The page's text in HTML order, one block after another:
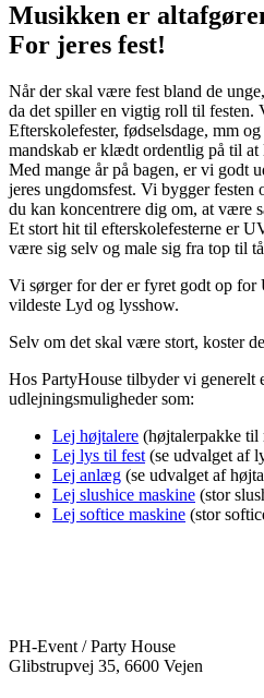
Musikken er
For jeres fest!
Når der skal være fest bland de
da det spiller en vigtig roll til festen.
Efterskolefester, fødselsdage, mm
mandskab er klædt ordentlig på til at
Med mange år på bagen, er vi godt
jeres ungdomsfest. Vi bygger festen
du kan koncentrere dig om, at være
Et stort hit til efterskolefesterne er
være sig selv og male sig fra top til
Vi sørger for der er fyret godt op
vildeste Lyd og lysshow.
Selv om det skal være stort, koster
Hos PartyHouse tilbyder vi generelt
udlejningsmuligheder som:
Lej højtalere (højtalerpakke til
Lej lys til fest (se udvalget af
Lej anlæg (se udvalget af
Lej slushice maskine (stor
Lej softice maskine (stor
PH-Event / Party House
Glibstrupvej 35, 6600 Vejen